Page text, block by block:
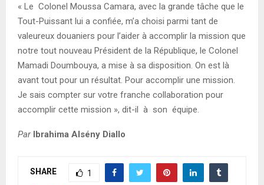
« Le Colonel Moussa Camara, avec la grande tâche que le
Tout-Puissant lui a confiée, m’a choisi parmi tant de
valeureux douaniers pour l’aider à accomplir la mission que
notre tout nouveau Président de la République, le Colonel
Mamadi Doumbouya, a mise à sa disposition. On est là
avant tout pour un résultat. Pour accomplir une mission.
Je sais compter sur votre franche collaboration pour
accomplir cette mission », dit-il à son équipe.
Par Ibrahima Alsény Diallo
SHARE 1